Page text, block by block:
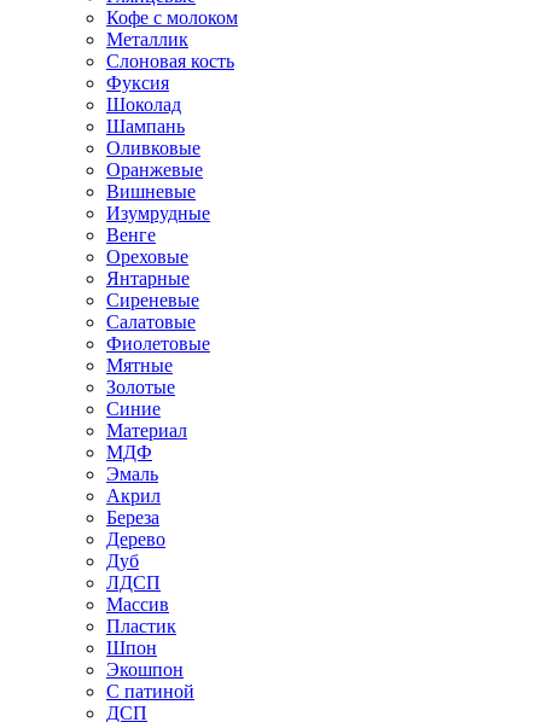
Кофе с молоком
Металлик
Слоновая кость
Фуксия
Шоколад
Шампань
Оливковые
Оранжевые
Вишневые
Изумрудные
Венге
Ореховые
Янтарные
Сиреневые
Салатовые
Фиолетовые
Мятные
Золотые
Синие
Материал
МДФ
Эмаль
Акрил
Береза
Дерево
Дуб
ЛДСП
Массив
Пластик
Шпон
Экошпон
С патиной
ДСП